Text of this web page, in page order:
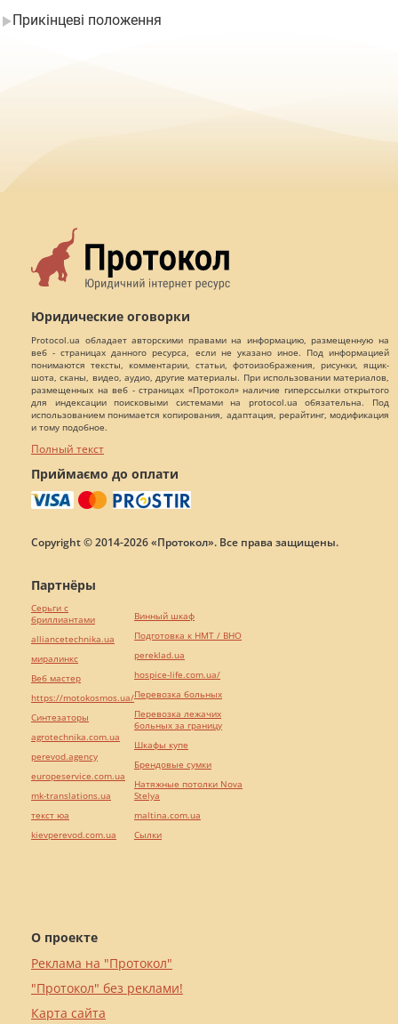
Прикінцеві положення
Юридические оговорки
Protocol.ua обладает авторскими правами на информацию, размещенную на
веб - страницах данного ресурса, если не указано иное. Под информацией
понимаются тексты, комментарии, статьи, фотоизображения, рисунки, ящик-
шота, сканы, видео, аудио, другие материалы. При использовании материалов,
размещенных на веб - страницах «Протокол» наличие гиперссылки открытого
для индексации поисковыми системами на protocol.ua обязательна. Под
использованием понимается копирования, адаптация, рерайтинг, модификация
и тому подобное.
Полный текст
Приймаємо до оплати
Copyright © 2014-2026 «Протокол». Все права защищены.
О проекте
Реклама на "Протокол"
"Протокол" без реклами!
Карта сайта
Партнёры
Серьги с
бриллиантами
alliancetechnika.ua
миралинкс
Веб мастер
https://motokosmos.ua/
Синтезаторы
agrotechnika.com.ua
perevod.agency
europeservice.com.ua
mk-translations.ua
текст юа
kievperevod.com.ua
Винный шкаф
Подготовка к НМТ / ВНО
pereklad.ua
hospice-life.com.ua/
Перевозка больных
Перевозка лежачих
больных за границу
Шкафы купе
Брендовые сумки
Натяжные потолки Nova
Stelya
maltina.com.ua
Cылки